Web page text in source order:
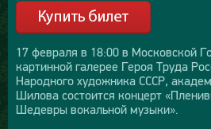
17 февраля в 18:00 в Московской
картинной галерее Героя Труда
Народного художника СССР,
Шилова состоится концерт
Шедевры вокальной музыки».